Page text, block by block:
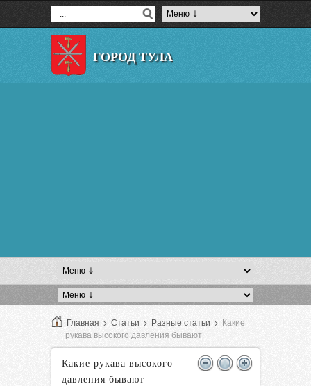
ГОРОД ТУЛА
Главная > Статьи > Разные статьи > Какие
рукава высокого давления бывают
Какие рукава высокого
давления бывают